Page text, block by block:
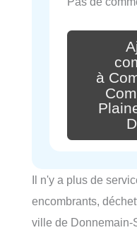
à
Il n'y a plus de
encombrants,
ville de Donnemain-